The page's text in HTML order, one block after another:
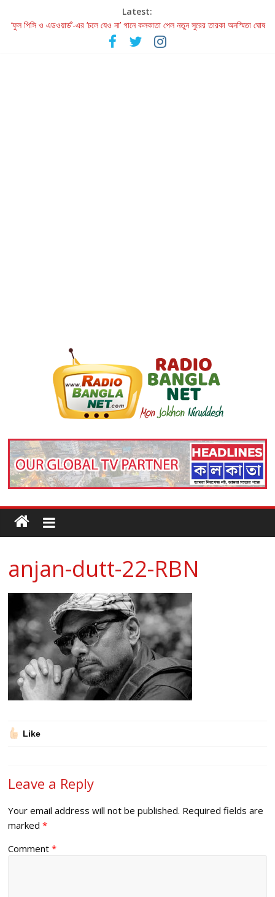
Latest:
‘ফুল পিসি ও এডওয়ার্ড’-এর ‘চলে যেও না’ গানে কলকাতা পেল নতুন সুরের তারকা অনস্মিতা ঘোষ
রবীন্দ্রনাথ ও গুলজারের সৃষ্টির মেলবন্ধনে মুগ্ধ করল ‘দুই তারার দোতারা’
কলের গান থেকে রীলস্ — বাঙালির গান শোনার বিবর্তনের গল্প
anjan-dutt-22-RBN
Like
Leave a Reply
Your email address will not be published. Required fields are
marked*
Comment*